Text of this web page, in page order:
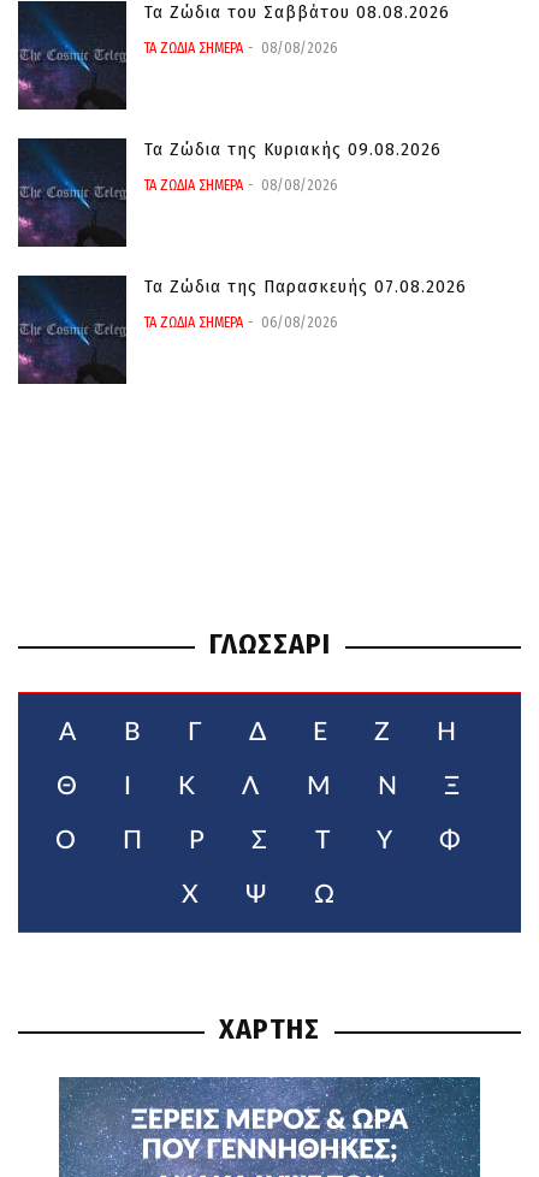
Τα Ζώδια του Σαββάτου 08.08.2026
ΤΑ ΖΩΔΙΑ ΣΗΜΕΡΑ 08/08/2026
Τα Ζώδια της Κυριακής 09.08.2026
ΤΑ ΖΩΔΙΑ ΣΗΜΕΡΑ 08/08/2026
Τα Ζώδια της Παρασκευής 07.08.2026
ΤΑ ΖΩΔΙΑ ΣΗΜΕΡΑ 06/08/2026
ΓΛΩΣΣΑΡΙ
Α Β Γ Δ Ε Ζ Η
Θ Κ Λ Μ Ν Ξ
Ο Π Ρ Σ Τ Υ Φ
Χ Ψ Ω
ΧΑΡΤΗΣ